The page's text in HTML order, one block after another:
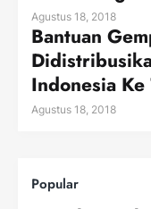
Agustus 18, 2018
Bantuan
Indonesia
Agustus 18, 2018
Popular